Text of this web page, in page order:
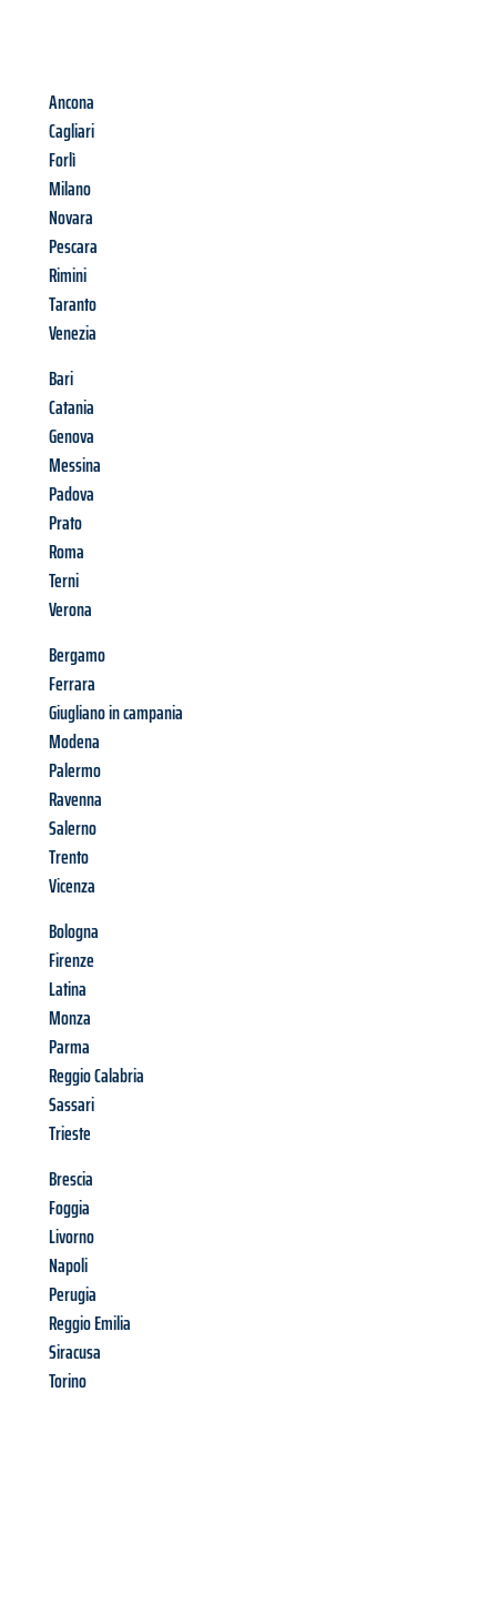
Ancona
Cagliari
Forlì
Milano
Novara
Pescara
Rimini
Taranto
Venezia
Bari
Catania
Genova
Messina
Padova
Prato
Roma
Terni
Verona
Bergamo
Ferrara
Giugliano in campania
Modena
Palermo
Ravenna
Salerno
Trento
Vicenza
Bologna
Firenze
Latina
Monza
Parma
Reggio Calabria
Sassari
Trieste
Brescia
Foggia
Livorno
Napoli
Perugia
Reggio Emilia
Siracusa
Torino